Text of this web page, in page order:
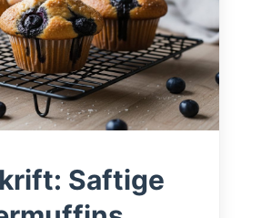
Saftige